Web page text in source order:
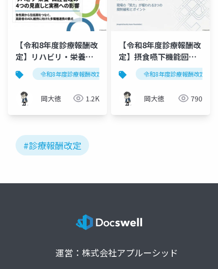
【令和8年度診療報酬改
定】リハビリ・栄養・
口腔管理の4つの見直し
と実務への影響
令和8年度診療報酬改定 リハビリテーション・栄養・口腔
岡大徳 1.2K
【令和8年度診療報酬改
定】摂食嚥下機能回復
体制加算・経腸栄養管
理加算の3つの見直しポ
イント
令和8年度診療報酬改定
岡大徳 790
#診療報酬改定
運営：株式会社アプルーシッド